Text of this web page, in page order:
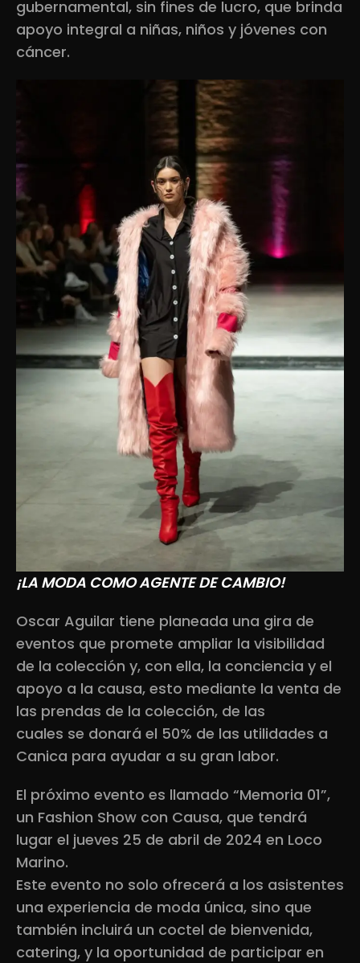
gubernamental, sin fines de lucro, que brinda
apoyo integral a niñas, niños y jóvenes con
cáncer.
¡LA MODA COMO AGENTE DE CAMBIO!
Oscar Aguilar tiene planeada una gira de
eventos que promete ampliar la visibilidad
de la colección y, con ella, la conciencia y el
apoyo a la causa, esto mediante la venta de
las prendas de la colección, de las
cuales se donará el 50% de las utilidades a
Canica para ayudar a su gran labor.
El próximo evento es llamado “Memoria 01”,
un Fashion Show con Causa, que tendrá
lugar el jueves 25 de abril de 2024 en Loco
Marino.
Este evento no solo ofrecerá a los asistentes
una experiencia de moda única, sino que
también incluirá un coctel de bienvenida,
catering, y la oportunidad de participar en